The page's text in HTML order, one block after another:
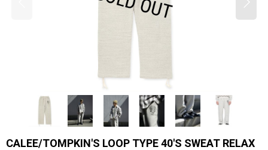
CALEE/TOMPKIN'S LOOP TYPE 40'S SWEAT RELAX